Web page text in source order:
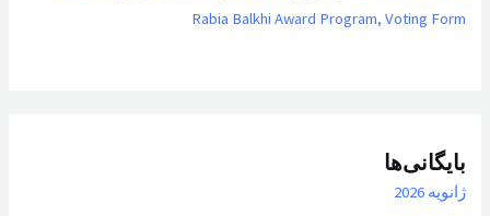
Rabia Balkhi Award Program, Voting Form
بایگانی‌ها
ژانویه 2026